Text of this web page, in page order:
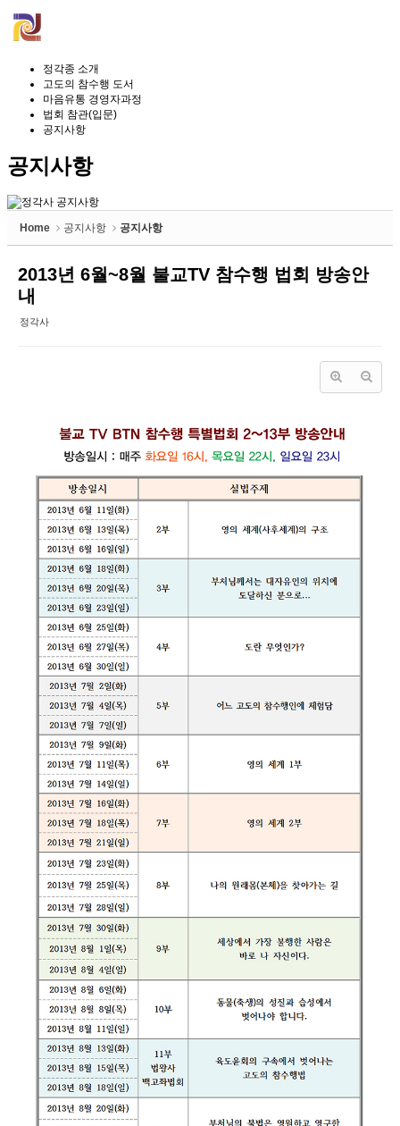
정각종 소개
고도의 참수행 도서
마음유통 경영자과정
법회 참관(입문)
공지사항
공지사항
Home 공지사항 공지사항
2013년 6월~8월 불교TV 참수행 법회 방송안
내
정각사